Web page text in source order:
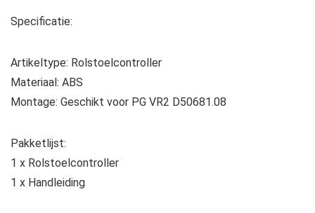
Specificatie:
Artikeltype: Rolstoelcontroller
Materiaal: ABS
Montage: Geschikt voor PG VR2 D50681.08
Pakketlijst:
1 x Rolstoelcontroller
1 x Handleiding